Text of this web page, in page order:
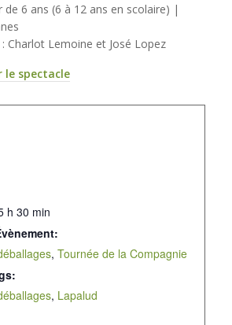
de 6 ans (6 à 12 ans en scolaire) |
Charlot Lemoine et José Lopez
le spectacle
h 30 min
, Tournée de la Compagnie
, Lapalud